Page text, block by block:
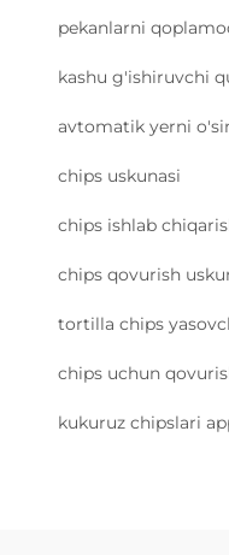
pekanlarni
kashu g'ishiruvchi
avtomatik yerni
chips uskunasi
chips ishlab
chips qovurish
tortilla chips
chips uchun
kukuruz chipslari